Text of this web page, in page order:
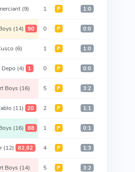
(9) 1 Р 1:0
(14) 90 0 Р 0:0
(6) 1 Р 1:0
Depo (4) 1 0 Р 0:0
Boys (16) 5 Р 3:2
(11) 20 2 Р 1:1
(16) 88 1 Р 0:1
(12) 82,82 4 Р 1:3
Boys (14) 5 Р 3:2